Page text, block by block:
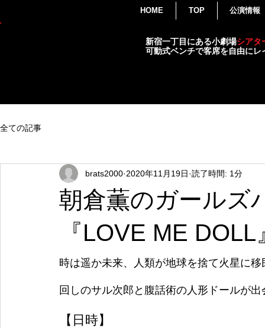
HOME TOP 公演情報
新宿一丁目にある小劇場シアタ
可動式ベンチで客席を自由に
全ての記事
朝倉薫のガールズ
『LOVE ME DOLL
brats2000 2020年11月19日 読了時間: 1分
時は遥か未来、人類が地球を捨て火星に
回しのサル次郎と腹話術の人形ドールが
【日時】